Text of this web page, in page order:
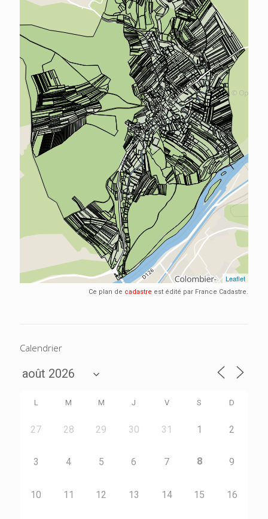
Ce plan de cadastre est édité par France Cadastre.
Calendrier
L M M J V S D
27 28 29 30 31 1 2
3 4 5 6 7 8 9
10 11 12 13 14 15 16